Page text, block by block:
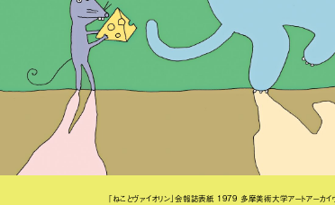
「ねことヴァイオリン」会報誌表紙 1979 多摩美術大学アートアーカ